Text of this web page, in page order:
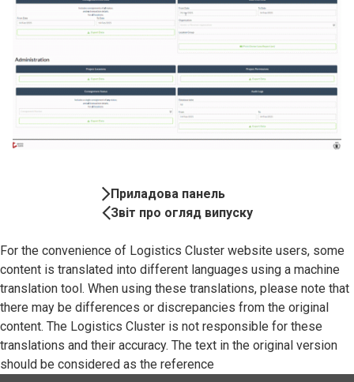
Book
Navigation
Звіт про огляд випуску
Приладова панель
For the convenience of Logistics Cluster website users, some
content is translated into different languages using a machine
translation tool. When using these translations, please note that
there may be differences or discrepancies from the original
content. The Logistics Cluster is not responsible for these
translations and their accuracy. The text in the original version
should be considered as the reference